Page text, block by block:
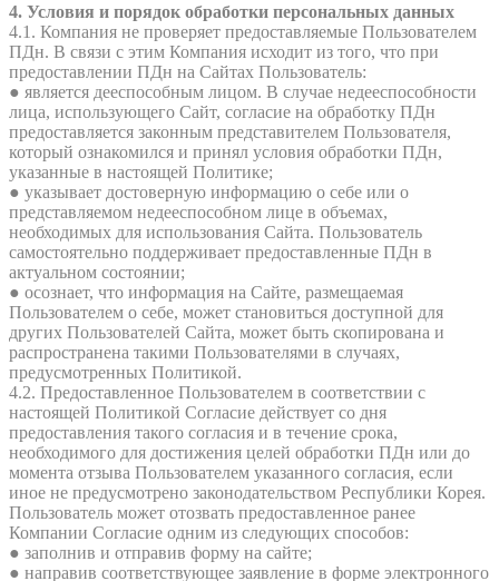
4. Условия и порядок обработки персональных данных
4.1. Компания не проверяет предоставляемые Пользователем
ПДн. В связи с этим Компания исходит из того, что при
предоставлении ПДн на Сайтах Пользователь:
● является дееспособным лицом. В случае недееспособности
лица, использующего Сайт, согласие на обработку ПДн
предоставляется законным представителем Пользователя,
который ознакомился и принял условия обработки ПДн,
указанные в настоящей Политике;
● указывает достоверную информацию о себе или о
представляемом недееспособном лице в объемах,
необходимых для использования Сайта. Пользователь
самостоятельно поддерживает предоставленные ПДн в
актуальном состоянии;
● осознает, что информация на Сайте, размещаемая
Пользователем о себе, может становиться доступной для
других Пользователей Сайта, может быть скопирована и
распространена такими Пользователями в случаях,
предусмотренных Политикой.
4.2. Предоставленное Пользователем в соответствии с
настоящей Политикой Согласие действует со дня
предоставления такого согласия и в течение срока,
необходимого для достижения целей обработки ПДн или до
момента отзыва Пользователем указанного согласия, если
иное не предусмотрено законодательством Республики Корея.
Пользователь может отозвать предоставленное ранее
Компании Согласие одним из следующих способов:
● заполнив и отправив форму на сайте;
● направив соответствующее заявление в форме электронного